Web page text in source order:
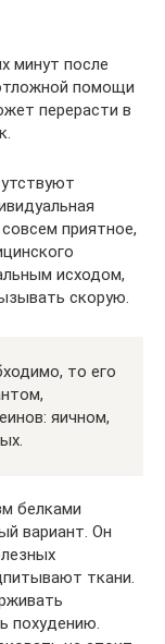
минут после
помощи
перерасти в
приятное,
исходом,
скорую.
то его
яичном,
белками
вариант. Он
ткани.
похудению.